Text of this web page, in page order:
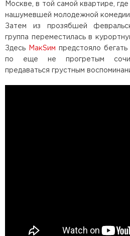
Москве, в той самой квартире,
нашумевшей молодежной
Затем из прозябшей
группа переместилась в
Здесь
МакSим предстояло
по еще не прогретым
предаваться грустным